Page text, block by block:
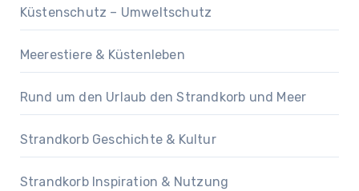
Küstenschutz – Umweltschutz
Meerestiere & Küstenleben
Rund um den Urlaub den Strandkorb und Meer
Strandkorb Geschichte & Kultur
Strandkorb Inspiration & Nutzung